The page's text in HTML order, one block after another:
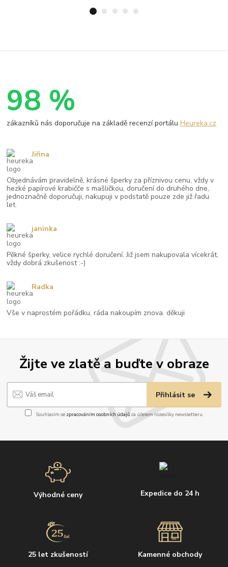
Žijte ve zlatě a buďte v obraze
Přihlásit se
Souhlasím se zpracováním osobních údajůza účelem rozesílky newsletteru.
Výhodné ceny Expedice do 24 h
25 let zkušeností Kamenné obchody
98 %
zákazníků nás doporučuje na základě recenzí portáluHeureka.cz
Objednávám pravidelně, krásné šperky za příznivou cenu, vždy v
hezké papírové krabičče s mašličkou, doručení do druhého dne,
jednoznačně doporučuji, nakupuji v podstatě pouze zde již řadu
let.
Jiřina
Pěkné šperky, velice rychlé doručení. Již jsem nakupovala vícekrát,
vždy dobrá zkušenost :-)
janinka
Vše v naprostém pořádku, ráda nakoupím znova. děkuji
Radka